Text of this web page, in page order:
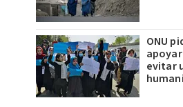
ONU
evitar